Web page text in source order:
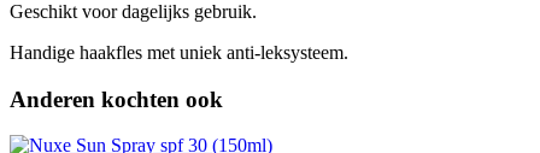
Geschikt voor dagelijks gebruik.
Handige haakfles met uniek anti-leksysteem.
Anderen kochten ook